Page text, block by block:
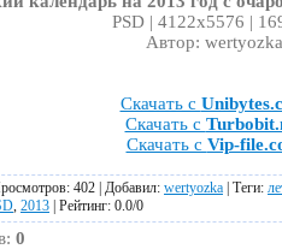
PSD | 4122x5576 |
Автор: wertyozka
Скачать с
Скачать с
Скачать с Vip-
: 402 | Добавил: wertyozka | Теги:
2013 | Рейтинг: 0.0/0
: 0